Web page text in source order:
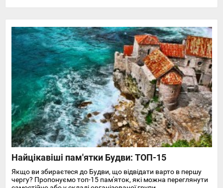
Найцікавіші пам'ятки Будви: ТОП-15
Якщо ви збираєтеся до Будви, що відвідати варто в першу
чергу? Пропонуємо топ-15 пам'яток, які можна переглянути